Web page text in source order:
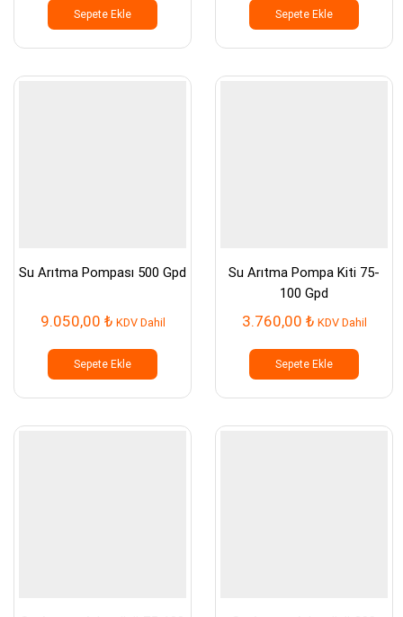
Sepete Ekle Sepete Ekle
Su Arıtma Pompası 500 Gpd
9.050,00 ₺ KDV Dahil
Sepete Ekle
Su Arıtma Pompa Kiti 75-
100 Gpd
3.760,00 ₺ KDV Dahil
Sepete Ekle